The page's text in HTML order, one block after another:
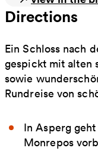
Directions
Ein Schloss nach
gespickt mit alten
sowie
Rundreise von
In Asperg
Monrepos